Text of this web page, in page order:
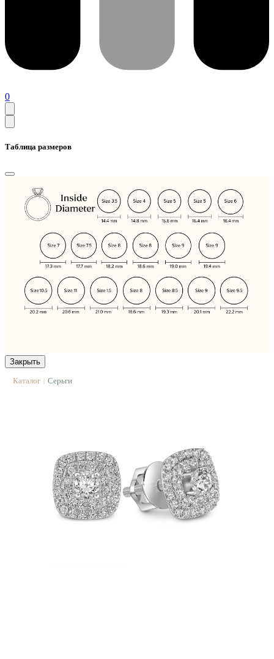
0
Таблица размеров
Закрыть
Каталог | Серьги